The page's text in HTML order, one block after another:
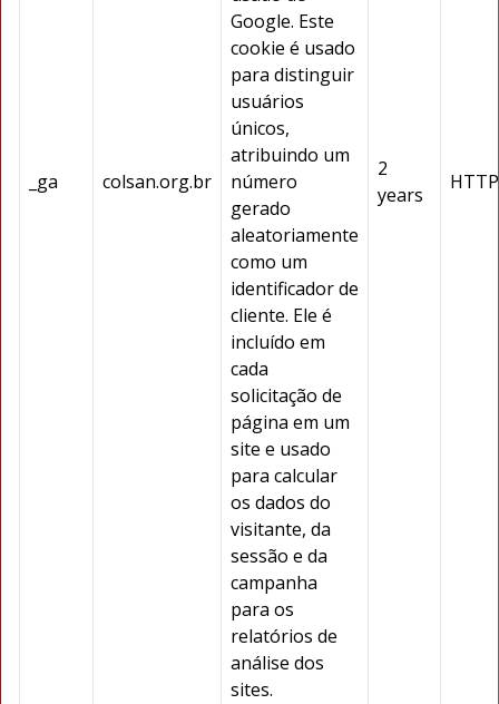
_ga colsan.org.br
Google. Este
cookie é usado
para distinguir
usuários
únicos,
atribuindo um
número
gerado
aleatoriamente
como um
identificador de
cliente. Ele é
incluído em
cada
solicitação de
página em um
site e usado
para calcular
os dados do
visitante, da
sessão e da
campanha
para os
relatórios de
análise dos
sites.
2
years
HTTP